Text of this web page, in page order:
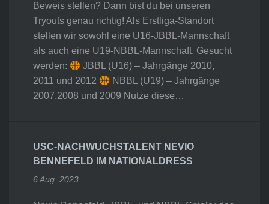
Beweis stellen? Dann bist du bei unseren
Tryouts genau richtig! Als Erstliga-Standort
stellen wir sowohl eine U16-JBBL-Mannschaft
als auch eine U19-NBBL-Mannschaft. Gesucht
werden:
JBBL (U16) – Jahrgänge 2010,
2011 und 2012
NBBL (U19) – Jahrgänge
2007,2008 und 2009 Nutze diese…
USC-NACHWUCHSTALENT NEVIO
BENNEFELD IM NATIONALDRESS
6 Aug. 2023